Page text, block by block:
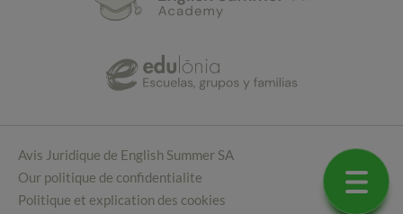
Avis Juridique de English Summer SA
Our politique de confidentialite
Politique et explication des cookies